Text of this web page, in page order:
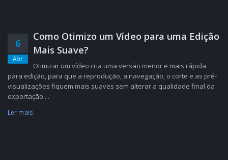
6
Abr
Como Otimizo um Vídeo para uma Edição
Mais Suave?
Otimizar um vídeo cria uma versão menor e mais rápida
para edição, para que a reprodução, a navegação, o corte e as pré-
visualizações fiquem mais suaves sem alterar a qualidade final da
exportação....
Ler mais